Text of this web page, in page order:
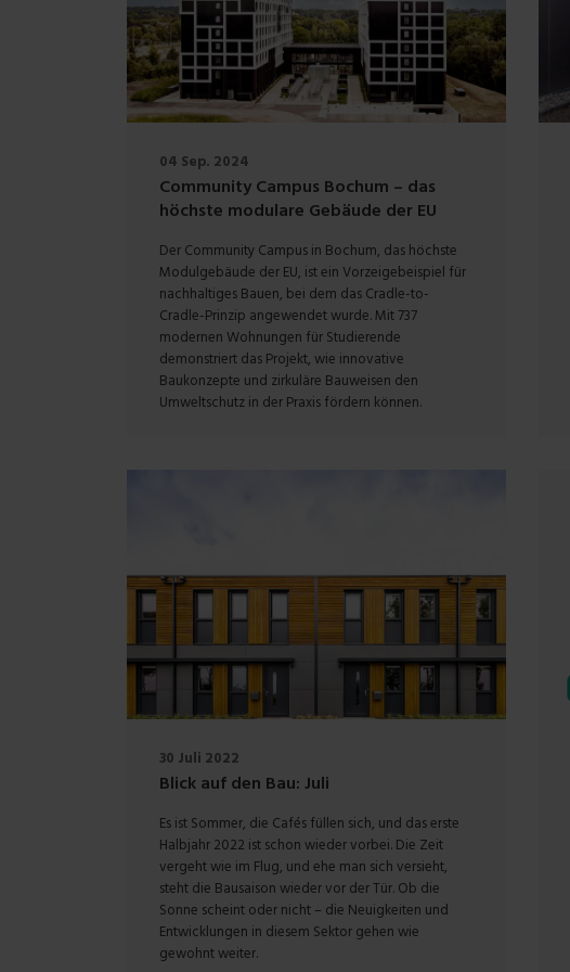
04 Sep. 2024
Community Campus Bochum – das
höchste modulare Gebäude der EU
Der Community Campus in Bochum, das höchste
Modulgebäude der EU, ist ein Vorzeigebeispiel für
nachhaltiges Bauen, bei dem das Cradle-to-
Cradle-Prinzip angewendet wurde. Mit 737
modernen Wohnungen für Studierende
demonstriert das Projekt, wie innovative
Baukonzepte und zirkuläre Bauweisen den
Umweltschutz in der Praxis fördern können.
30 Juli 2022
Blick auf den Bau: Juli
Es ist Sommer, die Cafés füllen sich, und das erste
Halbjahr 2022 ist schon wieder vorbei. Die Zeit
vergeht wie im Flug, und ehe man sich versieht,
steht die Bausaison wieder vor der Tür. Ob die
Sonne scheint oder nicht – die Neuigkeiten und
Entwicklungen in diesem Sektor gehen wie
gewohnt weiter.